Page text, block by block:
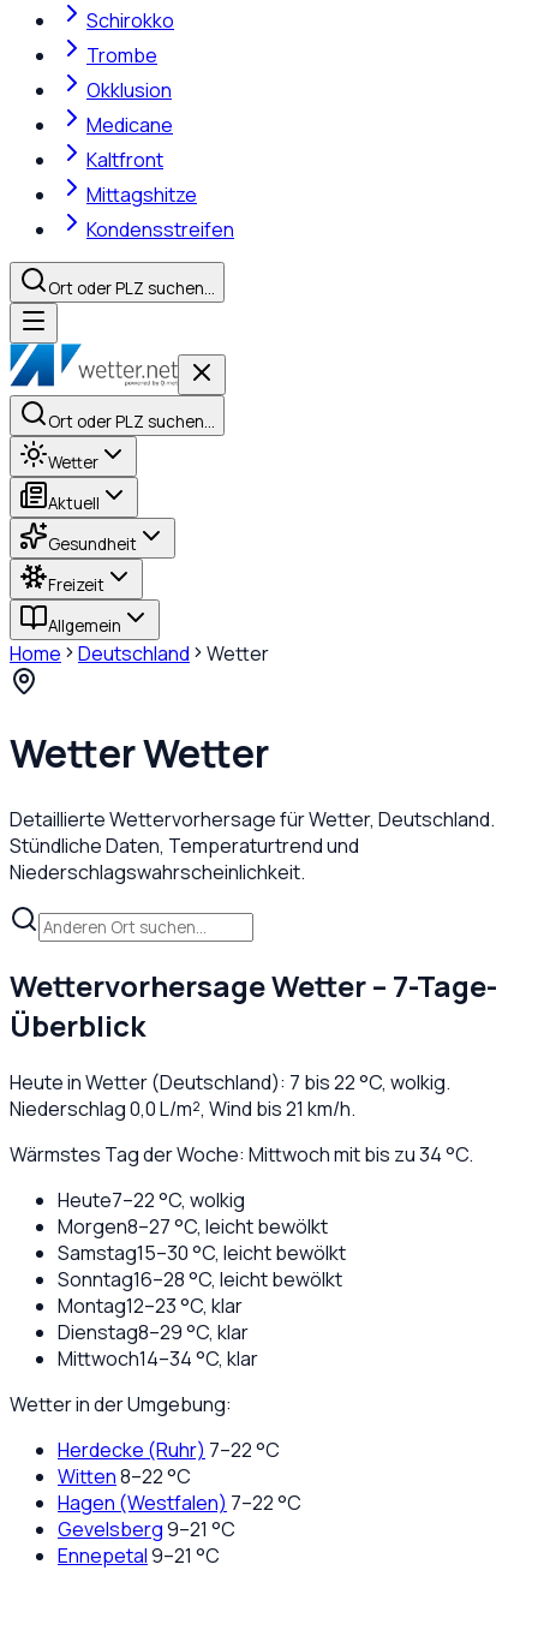
Schirokko
Trombe
Okklusion
Medicane
Kaltfront
Mittagshitze
Kondensstreifen
Ort oder PLZ suchen…
Ort oder PLZ suchen…
Wetter
Aktuell
Gesundheit
Freizeit
Allgemein
Home Deutschland Wetter
WetterWetter
Detaillierte Wettervorhersage fürWetter, Deutschland.
Stündliche Daten, Temperaturtrend und
Niederschlagswahrscheinlichkeit.
WettervorhersageWetter– 7-Tage-
Überblick
Heute inWetter(Deutschland): 7 bis22°C, wolkig.
Niederschlag0,0L/m², Wind bis21 km/h.
Wärmstes Tag der Woche: Mittwoch mit bis zu 34 °C.
Heute7–22°C, wolkig
Morgen8–27°C, leicht bewölkt
Samstag15–30°C, leicht bewölkt
Sonntag16–28°C, leicht bewölkt
Montag12–23°C, klar
Dienstag8–29°C, klar
Mittwoch14–34°C, klar
Wetter in der Umgebung:
Herdecke (Ruhr) 7–22°C
Witten8–22°C
Hagen (Westfalen) 7–22°C
Gevelsberg9–21 °C
Ennepetal9–21 °C